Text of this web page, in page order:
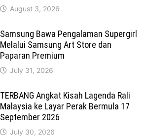
August 3, 2026
Samsung Bawa Pengalaman Supergirl
Melalui Samsung Art Store dan
Paparan Premium
July 31, 2026
TERBANG Angkat Kisah Lagenda Rali
Malaysia ke Layar Perak Bermula 17
September 2026
July 30, 2026